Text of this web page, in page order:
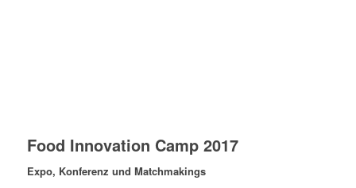
Food Innovation Camp 2017
Expo, Konferenz und Matchmakings